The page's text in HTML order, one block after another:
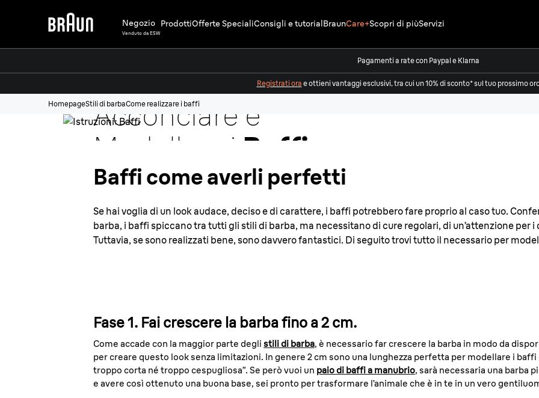
Negozio
Venduto da ESW
ProdottiOfferte SpecialiConsigli e tutorialBraunCare+Scopri di piùServizi
Pagamenti a rate con Paypal e Klarna
Registrati ora e ottieni vantaggi esclusivi, tra cui un 10% di sconto* sul tuo prossimo
HomepageStili di barbaCome realizzare i baffi
Come Regolare,
Acconciare e
Modellare i Baffi
Baffi come averli perfetti
Se hai voglia di un look audace, deciso e di carattere, i baffi potrebbero fare proprio al caso tuo.
barba, i baffi spiccano tra tutti gli stili di barba, ma necessitano di cure regolari, di un’attenzione per
Tuttavia, se sono realizzati bene, sono davvero fantastici. Di seguito trovi tutto il necessario per
Fase 1. Fai crescere la barba fino a 2 cm.
Come accade con la maggior parte degli stili di barba, è necessario far crescere la barba in modo da
per creare questo look senza limitazioni. In genere 2 cm sono una lunghezza perfetta per modellare i
troppo corta né troppo cespugliosa”. Se però vuoi un paio di baffi a manubrio, sarà necessaria una barba
e avere così ottenuto una buona base, sei pronto per trasformare l’animale che è in te in un vero